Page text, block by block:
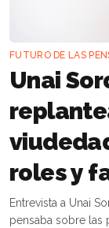
FUTURO DE LAS
Unai
roles y
Entrevista a Unai
pensaba sobre las